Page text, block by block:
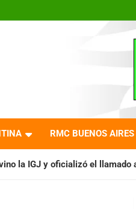
RMC BUENOS AIRES
llamado a Asamblea General